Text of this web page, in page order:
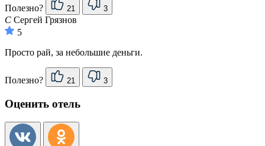
Полезно? 21 3
С Сергей Грязнов
5
Просто рай, за небольшие деньги.
Полезно? 21 3
Оценить отель